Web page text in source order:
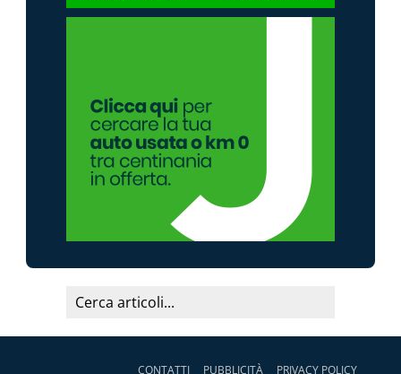
CONTATTI PUBBLICITÀ PRIVACY POLICY